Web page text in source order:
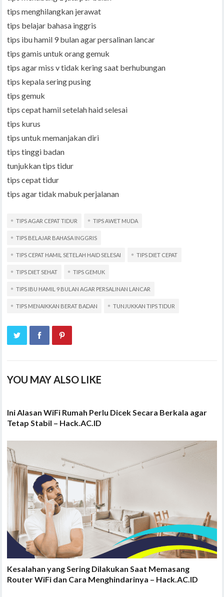
tips menghilangkan jerawat
tips belajar bahasa inggris
tips ibu hamil 9 bulan agar persalinan lancar
tips gamis untuk orang gemuk
tips agar miss v tidak kering saat berhubungan
tips kepala sering pusing
tips gemuk
tips cepat hamil setelah haid selesai
tips kurus
tips untuk memanjakan diri
tips tinggi badan
tunjukkan tips tidur
tips cepat tidur
tips agar tidak mabuk perjalanan
TIPS AGAR CEPAT TIDUR TIPS AWET MUDA
TIPS BELAJAR BAHASA INGGRIS
TIPS CEPAT HAMIL SETELAH HAID SELESAI TIPS DIET CEPAT
TIPS DIET SEHAT TIPS GEMUK
TIPS IBU HAMIL 9 BULAN AGAR PERSALINAN LANCAR
TIPS MENAIKKAN BERAT BADAN TUNJUKKAN TIPS TIDUR
YOU MAY ALSO LIKE
Ini Alasan WiFi Rumah Perlu Dicek Secara Berkala agar
Tetap Stabil – Hack.AC.ID
Kesalahan yang Sering Dilakukan Saat Memasang
Router WiFi dan Cara Menghindarinya – Hack.AC.ID